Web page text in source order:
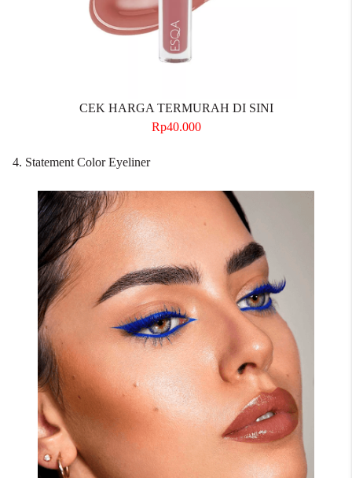
CEK HARGA TERMURAH DI SINI
Rp40.000
4. Statement Color Eyeliner